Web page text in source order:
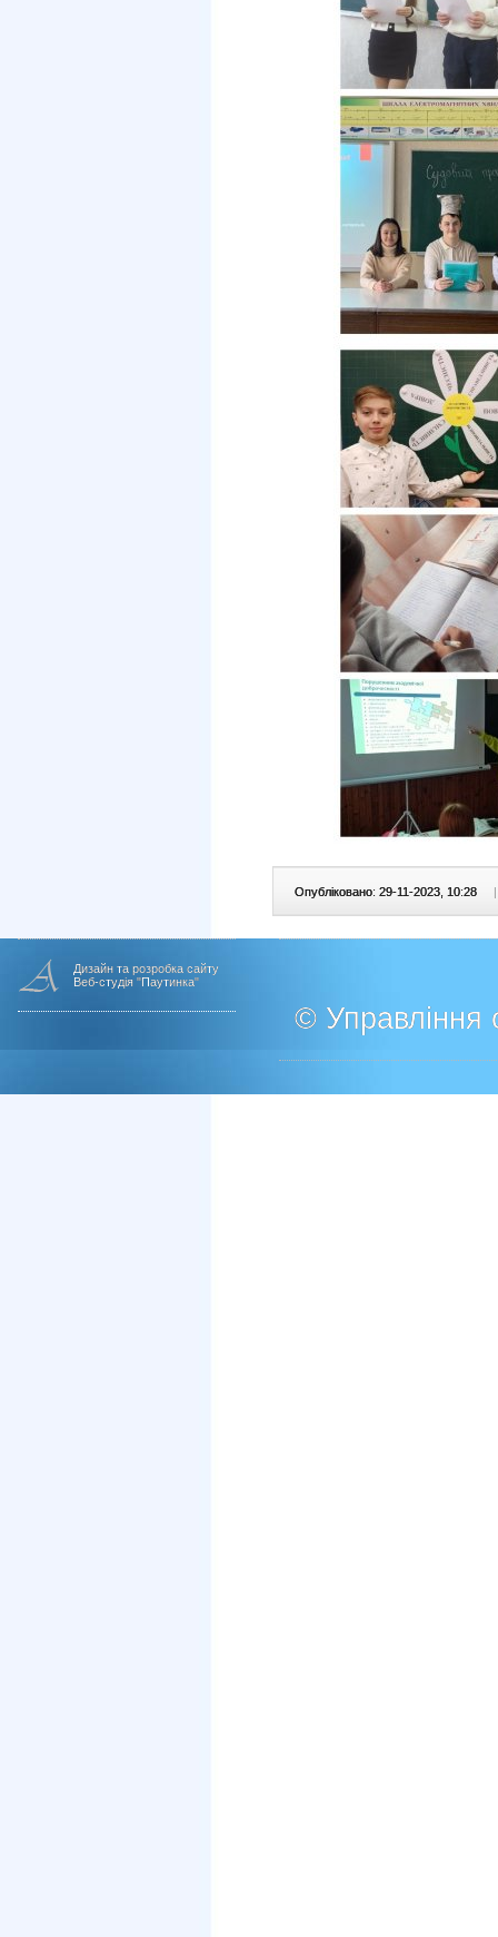
Опубліковано: 29-11-2023, 10:28 |
Дизайн та розробка сайту
Веб-студія "Паутинка"
© Управління